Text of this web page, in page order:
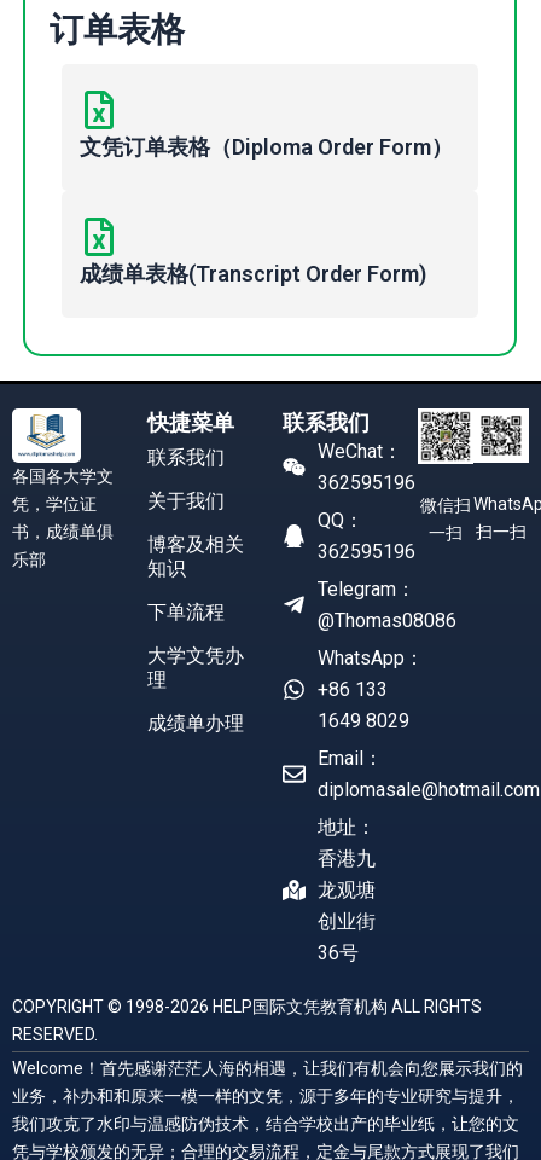
订单表格
文凭订单表格（Diploma Order Form）
成绩单表格(Transcript Order Form)
各国各大学文
凭，学位证
书，成绩单俱
乐部
快捷菜单
联系我们
关于我们
博客及相关
知识
下单流程
大学文凭办
理
成绩单办理
联系我们
WeChat：
362595196
QQ：
362595196
Telegram：
@Thomas08086
WhatsApp：
+86 133
1649 8029
Email：
diplomasale@hotmail.com
地址：
香港九
龙观塘
创业街
36号
微信扫
一扫
扫一扫
COPYRIGHT © 1998-2026 HELP国际文凭教育机构 ALL RIGHTS
RESERVED.
Welcome！首先感谢茫茫人海的相遇，让我们有机会向您展示我们的
业务，补办和和原来一模一样的文凭，源于多年的专业研究与提升，
我们攻克了水印与温感防伪技术，结合学校出产的毕业纸，让您的文
凭与学校颁发的无异；合理的交易流程，定金与尾款方式展现了我们